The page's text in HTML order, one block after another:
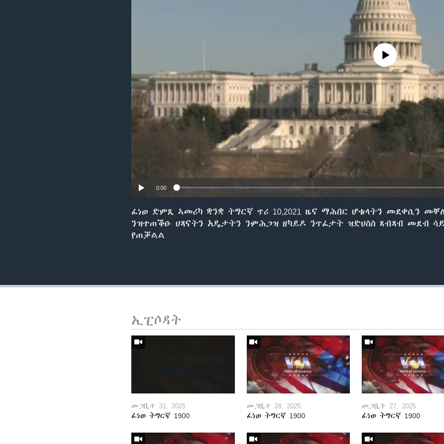
No media source currently
0:00
ፈነወ ድምጺ ኣመሪካ ቋንቋ ትግርኛ ጥሪ 10,2021 ዜና ማሕበር ሆቴላትን መደቀሲን
ንዝተጠቕዑ ህጻናትን አዴታትን ንምሕጋዝ ዘካይዶ ንጥፈታት ዝድህስስ ጸብጻብ መደብ
የጠቓልል
ኢፒሶዳት
መጋቢት 31, 2025
ፈነወ ትግርኛ 1900
መጋቢት 28, 2025
ፈነወ ትግርኛ 1900
መጋቢት 27, 2025
ፈነወ ትግርኛ 1900